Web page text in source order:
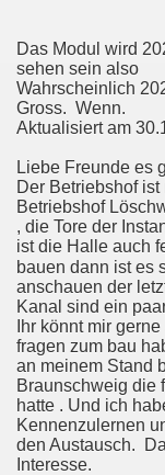
Das Modul wird
sehen sein also
Wahrscheinlich
Gross. Wenn.
Aktualisiert am
Liebe Freunde es
Der Betriebshof
Betriebshof
, die Tore der
ist die Halle auch
bauen dann ist es
anschauen der
Kanal sind ein
Ihr könnt mir
fragen zum bau
an meinem Stand
Braunschweig die
hatte . Und ich
Kennenzulernen
den Austausch.
Interesse.